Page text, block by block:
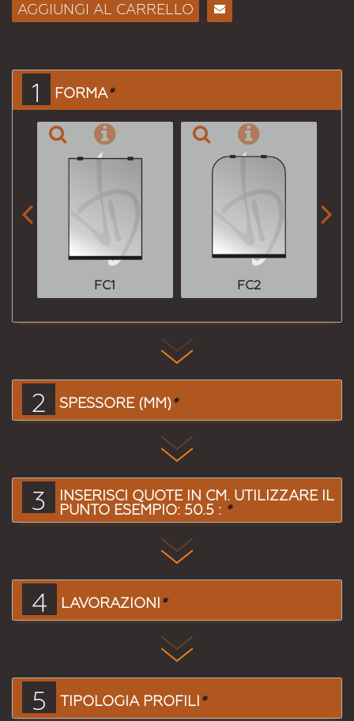
AGGIUNGI AL CARRELLO
1 FORMA*
FC1 FC2
 
2 SPESSORE (MM)*
3
INSERISCI QUOTE IN CM. UTILIZZARE IL
PUNTO ESEMPIO: 50.5 : *
4 LAVORAZIONI*
5 TIPOLOGIA PROFILI*